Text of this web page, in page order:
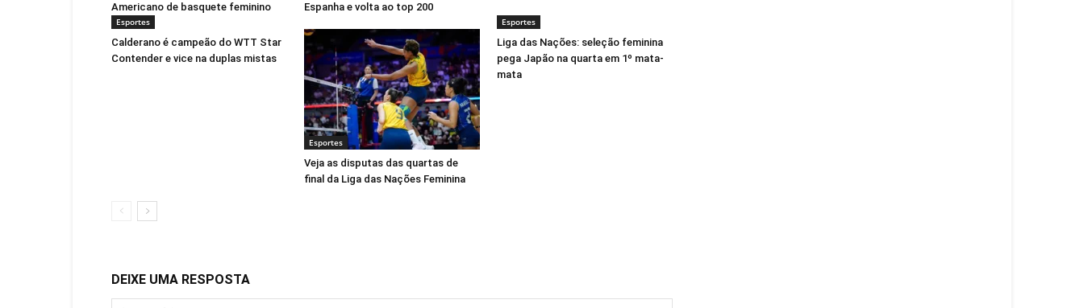
Americano de basquete feminino
Espanha e volta ao top 200
Esportes
Calderano é campeão do WTT Star
Contender e vice na duplas mistas
Esportes
Veja as disputas das quartas de
final da Liga das Nações Feminina
Esportes
Liga das Nações: seleção feminina
pega Japão na quarta em 1º mata-
mata
DEIXE UMA RESPOSTA